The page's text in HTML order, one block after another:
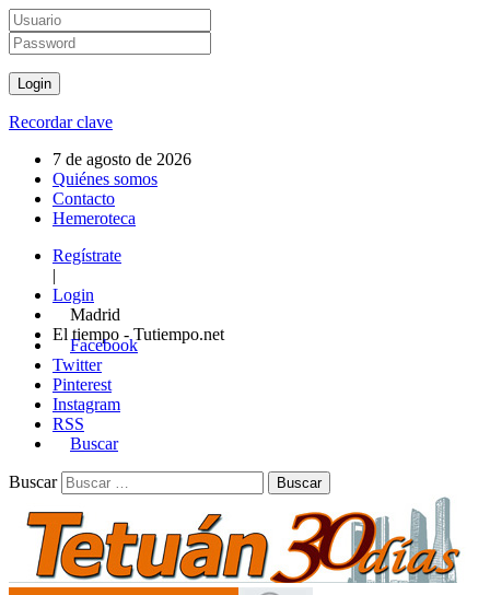
Recordar clave
7 de agosto de 2026
Quiénes somos
Contacto
Hemeroteca
Regístrate
|
Login
Madrid
El tiempo - Tutiempo.net
Facebook
Twitter
Pinterest
Instagram
RSS
Buscar
Buscar